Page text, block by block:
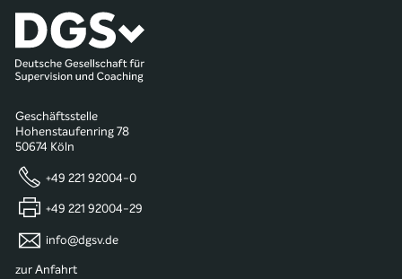
Geschäftsstelle
Hohenstaufenring 78
50674 Köln
+49 221 92004-0
+49 221 92004-29
info@dgsv.de
zur Anfahrt